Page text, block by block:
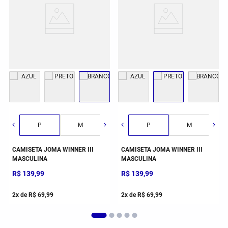
G GG 2GG/3G
P M G
CAMISETA JOMA WINNER III
MASCULINA
R$ 139,99
2x deR$ 69,99
P M
CAMISETA JOMA WINNER III
MASCULINA
R$ 139,99
2x deR$ 69,99